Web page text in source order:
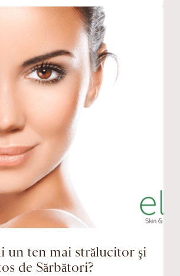
un ten mai strălucitor şi
de Sărbători?